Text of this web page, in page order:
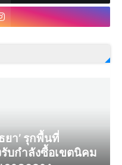
ยา’ รุกพื้นที่
รับกำลังซื้อเขตนิคม